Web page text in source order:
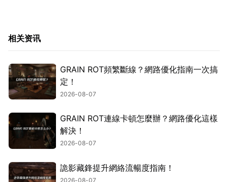
相关资讯
GRAIN ROT頻繁斷線？網路優化指南一次搞
定！
2026-08-07
GRAIN ROT連線卡頓怎麼辦？網路優化這樣
解決！
2026-08-07
詭影藏鋒提升網絡流暢度指南！
2026-08-07